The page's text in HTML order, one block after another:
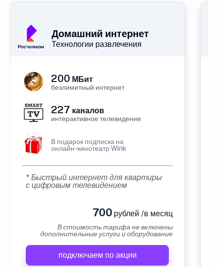
Домашний интернет
Технологии развлечения
200 МБит
безлимитный интернет
227 каналов
интерактивное телевидение
В подарок подписка на
онлайн-кинотеатр Wink
* Быстрый интернет для квартиры
с цифровым телевидением
700 рублей /в месяц
В стоимость тарифа не включены
дополнительные услуги и оборудование
подключаем по акции